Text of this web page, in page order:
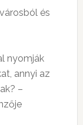
és
nyomják
annyi az
–